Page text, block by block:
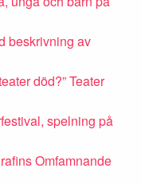
beskrivning av
död?” Teater
spelning på
Omfamnande